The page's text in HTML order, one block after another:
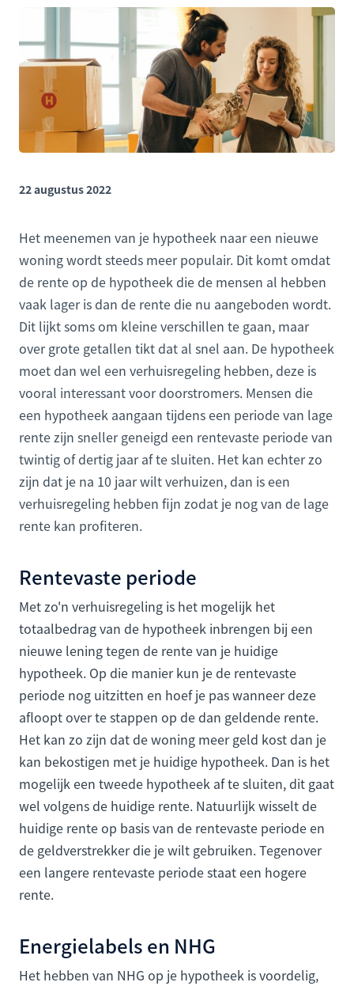
22 augustus 2022
Het meenemen van je hypotheek naar een nieuwe
woning wordt steeds meer populair. Dit komt omdat
de rente op de hypotheek die de mensen al hebben
vaak lager is dan de rente die nu aangeboden wordt.
Dit lijkt soms om kleine verschillen te gaan, maar
over grote getallen tikt dat al snel aan. De hypotheek
moet dan wel een verhuisregeling hebben, deze is
vooral interessant voor doorstromers. Mensen die
een hypotheek aangaan tijdens een periode van lage
rente zijn sneller geneigd een rentevaste periode van
twintig of dertig jaar af te sluiten. Het kan echter zo
zijn dat je na 10 jaar wilt verhuizen, dan is een
verhuisregeling hebben fijn zodat je nog van de lage
rente kan profiteren.
Rentevaste periode
Met zo'n verhuisregeling is het mogelijk het
totaalbedrag van de hypotheek inbrengen bij een
nieuwe lening tegen de rente van je huidige
hypotheek. Op die manier kun je de rentevaste
periode nog uitzitten en hoef je pas wanneer deze
afloopt over te stappen op de dan geldende rente.
Het kan zo zijn dat de woning meer geld kost dan je
kan bekostigen met je huidige hypotheek. Dan is het
mogelijk een tweede hypotheek af te sluiten, dit gaat
wel volgens de huidige rente. Natuurlijk wisselt de
huidige rente op basis van de rentevaste periode en
de geldverstrekker die je wilt gebruiken. Tegenover
een langere rentevaste periode staat een hogere
rente.
Energielabels en NHG
Het hebben van NHG op je hypotheek is voordelig,